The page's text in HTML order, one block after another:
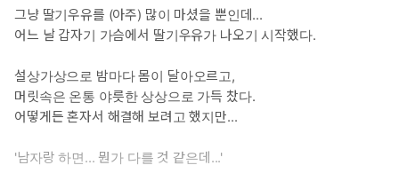
그냥 딸기우유를 (아주) 많이 마셨을 뿐인데...
어느 날 갑자기 가슴에서 딸기우유가 나오기 시작했다.
설상가상으로 밤마다 몸이 달아오르고,
머릿속은 온통 야릇한 상상으로 가득 찼다.
어떻게든 혼자서 해결해 보려고 했지만...
'남자랑 하면... 뭔가 다를 것 같은데...'